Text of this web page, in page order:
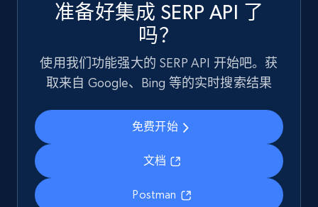
准备好集成 SERP API 了
吗？
使用我们功能强大的 SERP API 开始吧。获
取来自 Google、Bing 等的实时搜索结果
免费开始
文档
Postman